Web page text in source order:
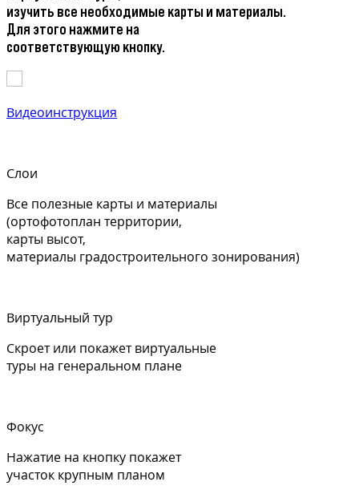
изучить все необходимые карты и материалы.
Для этого нажмите на
соответствующую кнопку.
Видеоинструкция
Слои
Все полезные карты и материалы
(ортофотоплан территории,
карты высот,
материалы градостроительного зонирования)
Виртуальный тур
Скроет или покажет виртуальные
туры на генеральном плане
Фокус
Нажатие на кнопку покажет
участок крупным планом